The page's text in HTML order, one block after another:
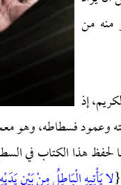
منه من
إذ
فسطاطه، وهو
هذا الكتاب في
لا يَأْتِيهِ الْبَاطِلُ مِنْ بَيْنِ